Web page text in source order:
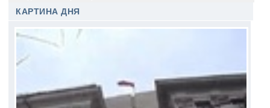
КАРТИНА ДНЯ